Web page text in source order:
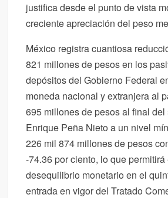
justifica desde el punto de vista
creciente apreciación del peso
México registra cuantiosa
821 millones de pesos en los
depósitos del Gobierno Federal
moneda nacional y extranjera al
695 millones de pesos al final
Enrique Peña Nieto a un nivel
226 mil 874 millones de pesos
-74.36 por ciento, lo que permitirá
desequilibrio monetario en el
entrada en vigor del Tratado